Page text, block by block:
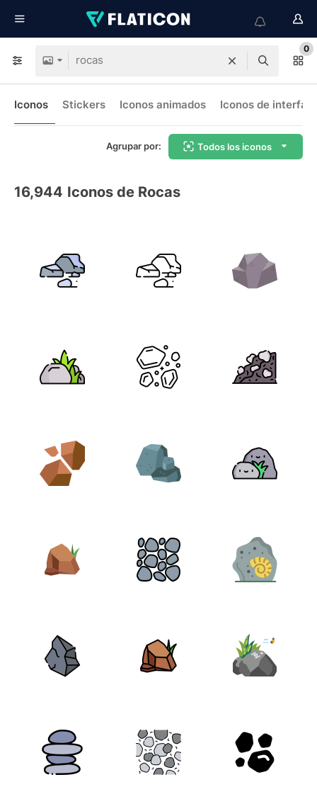
0
Iconos Stickers Iconos animados Iconos de interfaz
Agrupar por: Todos los iconos
16,944 Iconos de Rocas